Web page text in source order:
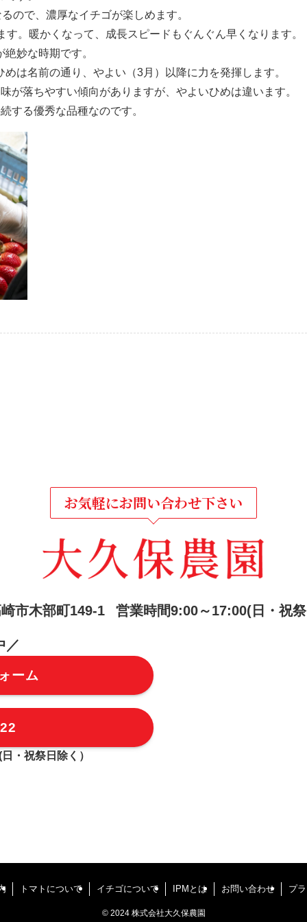
ので、濃厚なイチゴが楽しめます。
。暖かくなって、成長スピードもぐんぐん早くなります。
妙な時期です。
は名前の通り、やよい（3月）以降に力を発揮します。
が落ちやすい傾向がありますが、やよいひめは違います。
する優秀な品種なのです。
お気軽にお問い合わせ下さい
市木部町149-1 営業時間9:00～17:00(日・祝祭
／
ーム
日・祝祭日除く）
トマトについて イチゴについて IPMとは お問い合わせ プ
©2024 株式会社大久保農園